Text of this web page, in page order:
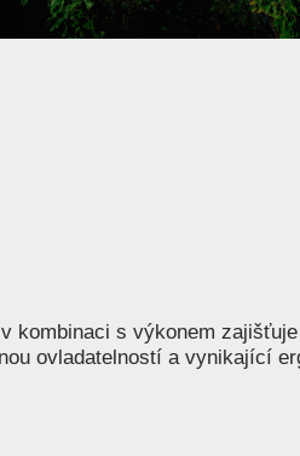
kombinaci s výkonem
ovladatelností a vynikající